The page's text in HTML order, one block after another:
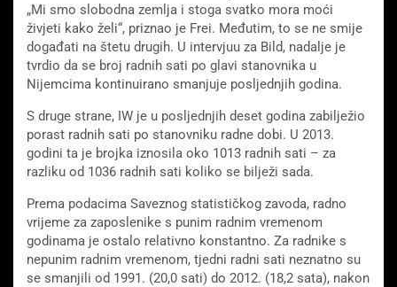
„Mi smo slobodna zemlja i stoga svatko mora moći
živjeti kako želi“, priznao je Frei. Međutim, to se ne smije
događati na štetu drugih. U intervjuu za Bild, nadalje je
tvrdio da se broj radnih sati po glavi stanovnika u
Nijemcima kontinuirano smanjuje posljednjih godina.
S druge strane, IW je u posljednjih deset godina zabilježio
porast radnih sati po stanovniku radne dobi. U 2013.
godini ta je brojka iznosila oko 1013 radnih sati – za
razliku od 1036 radnih sati koliko se bilježi sada.
Prema podacima Saveznog statističkog zavoda, radno
vrijeme za zaposlenike s punim radnim vremenom
godinama je ostalo relativno konstantno. Za radnike s
nepunim radnim vremenom, tjedni radni sati neznatno su
se smanjili od 1991. (20,0 sati) do 2012. (18,2 sata), nakon